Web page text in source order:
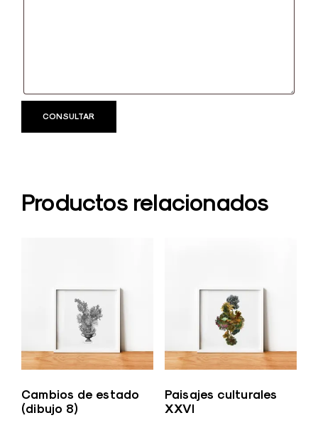
Productos relacionados
Cambios de estado
(dibujo 8)
Paisajes culturales
XXVI